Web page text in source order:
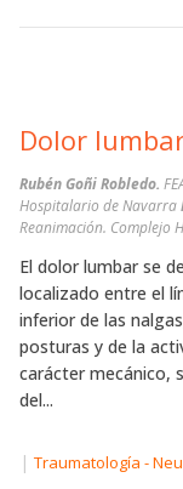
Dolor
Rubén Goñi Robledo.
Hospitalario de Navarra
Reanimación. Complejo
El dolor lumbar se
localizado entre el
inferior de las
posturas y de la
carácter mecánico,
del...
| Traumatología -